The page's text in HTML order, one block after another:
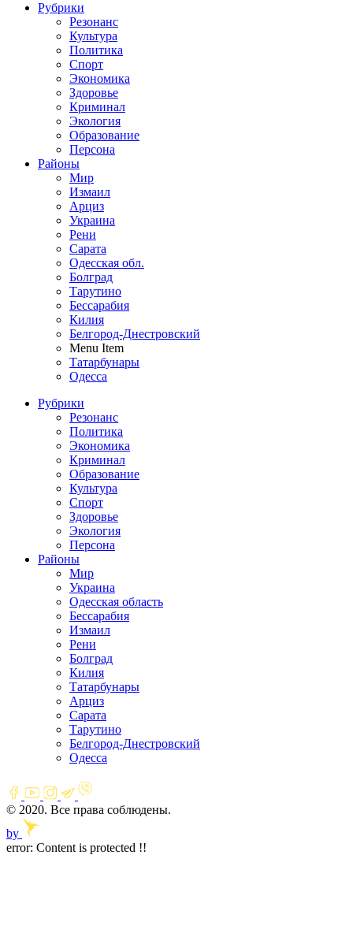
Рубрики
Резонанс
Культура
Политика
Спорт
Экономика
Здоровье
Криминал
Экология
Образование
Персона
Районы
Мир
Измаил
Арциз
Украина
Рени
Сарата
Одесская обл.
Болград
Тарутино
Бессарабия
Килия
Белгород-Днестровский
Menu Item
Татарбунары
Одесса
Рубрики
Резонанс
Политика
Экономика
Криминал
Образование
Культура
Спорт
Здоровье
Экология
Персона
Районы
Мир
Украина
Одесская область
Бессарабия
Измаил
Рени
Болград
Килия
Татарбунары
Арциз
Сарата
Тарутино
Белгород-Днестровский
Одесса
© 2020. Все права соблюдены.
by
error: Content is protected !!